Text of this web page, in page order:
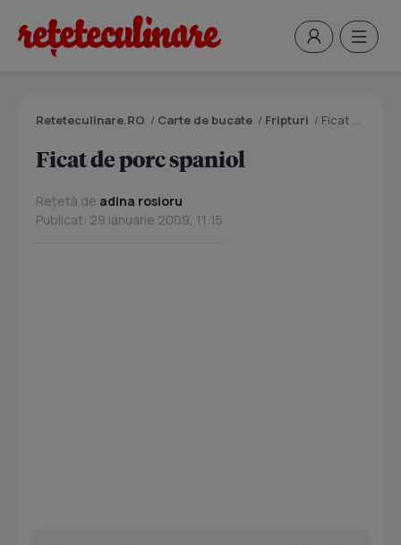
Reteteculinare.RO / Carte de bucate / Fripturi / Ficat de porc spaniol
Ficat de porc spaniol
Rețetă de adina rosioru
Publicat: 29 Ianuarie 2009, 11:15